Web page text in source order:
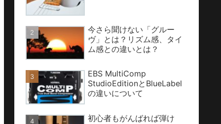
今さら聞けない「グルー
ヴ」とは？リズム感、タイ
ム感との違いとは？
EBS MultiComp
StudioEditionとBlueLabel
の違いについて
初心者もがんばれば弾け